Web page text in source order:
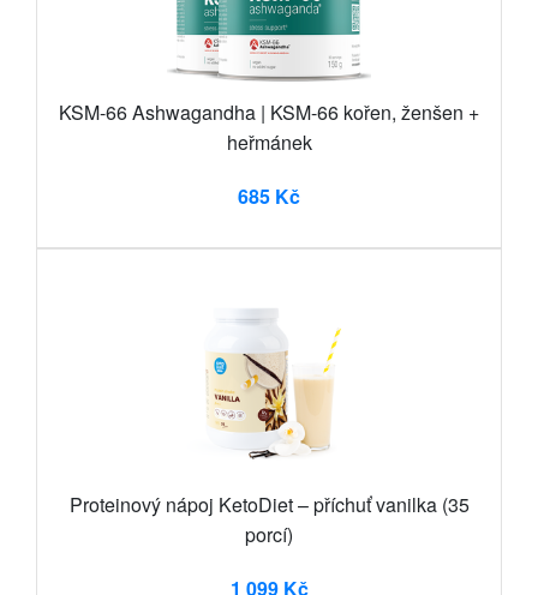
KSM-66 Ashwagandha | KSM-66 kořen, ženšen +
heřmánek
685 Kč
Proteinový nápoj KetoDiet – příchuť vanilka (35
porcí)
1 099 Kč